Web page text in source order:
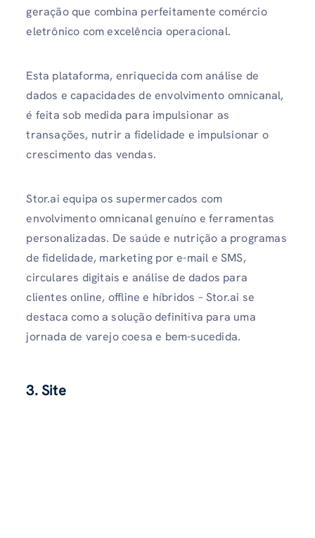
geração que combina perfeitamente comércio
eletrônico com excelência operacional.
Esta plataforma, enriquecida com análise de
dados e capacidades de envolvimento omnicanal,
é feita sob medida para impulsionar as
transações, nutrir a fidelidade e impulsionar o
crescimento das vendas.
Stor.ai equipa os supermercados com
envolvimento omnicanal genuíno e ferramentas
personalizadas. De saúde e nutrição a programas
de fidelidade, marketing por e-mail e SMS,
circulares digitais e análise de dados para
clientes online, offline e híbridos – Stor.ai se
destaca como a solução definitiva para uma
jornada de varejo coesa e bem-sucedida.
3. Site